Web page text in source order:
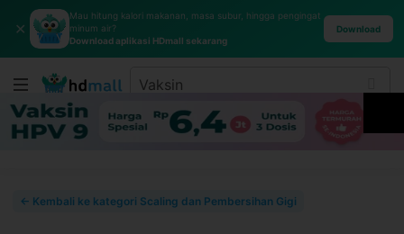
✕
Mau hitung kalori makanan, masa subur, hingga pengingat
minum air?
Download aplikasi HDmall sekarang
Download
← Kembali ke kategori Scaling dan Pembersihan Gigi